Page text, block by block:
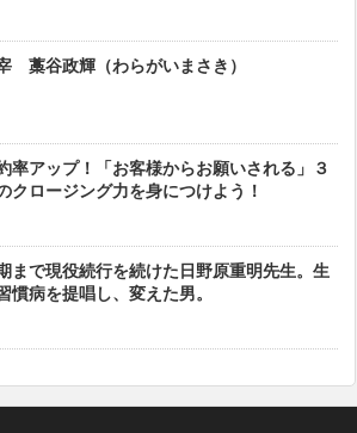
藁谷政輝（わらがいまさき）
率アップ！「お客様からお願いされる」３
クロージング力を身につけよう！
まで現役続行を続けた日野原重明先生。生
慣病を提唱し、変えた男。